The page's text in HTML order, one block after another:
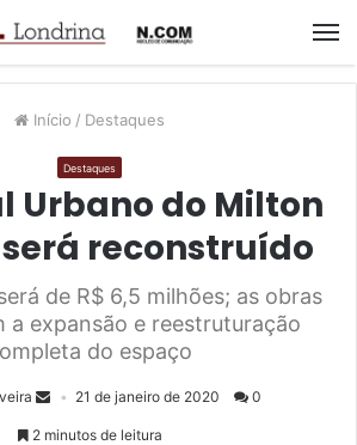
Início / Destaques
Destaques
Urbano do Milton
reconstruído
de R$ 6,5 milhões; as obras
a expansão e reestruturação
do espaço
21 de janeiro de 2020 0
2 minutos de leitura